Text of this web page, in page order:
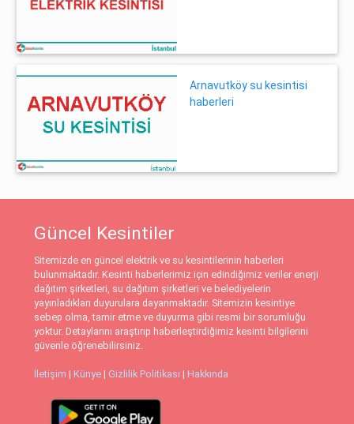
Arnavutköy su kesintisi
haberleri
Güncel Kesintiler
Sitemizde en güncel elektrik ve su kesintilerinin haberleri
bulunmaktadır. Kesinti haberlerimiz için edindiğimiz veriler enerji
dağıtım şirketleri, su dağıtım şirketleri ve belediyelerin
yayınladıkları duyurulara dayanmaktadır. Sitemizin kesintiye
sebep olma, tamir etme ve duyurma gibi resmi bir sorumluğu
yoktur. Detaylarını araştırıp haberleştirdiğimiz kesinti bilgilerini
güvenle öğrenebilirsiniz.
İletişim | Künye | Gizlilik Politikası | Hakkında